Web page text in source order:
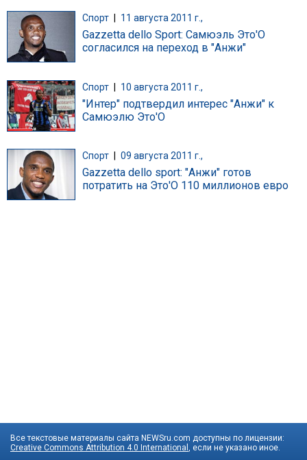
Спорт 11 августа 2011 г.,
Gazzetta dello Sport: Самюэль Это'О
согласился на переход в "Анжи"
Спорт | 10 августа 2011 г.,
"Интер" подтвердил интерес "Анжи" к
Самюэлю Это'О
Спорт 09 августа 2011 г.,
Gazzetta dello sport: "Анжи" готов
потратить на Это'О 110 миллионов евро
Все текстовые материалы сайта NEWSru.com доступны по лицензии:
Creative Commons Attribution 4.0 International , если не указано иное.